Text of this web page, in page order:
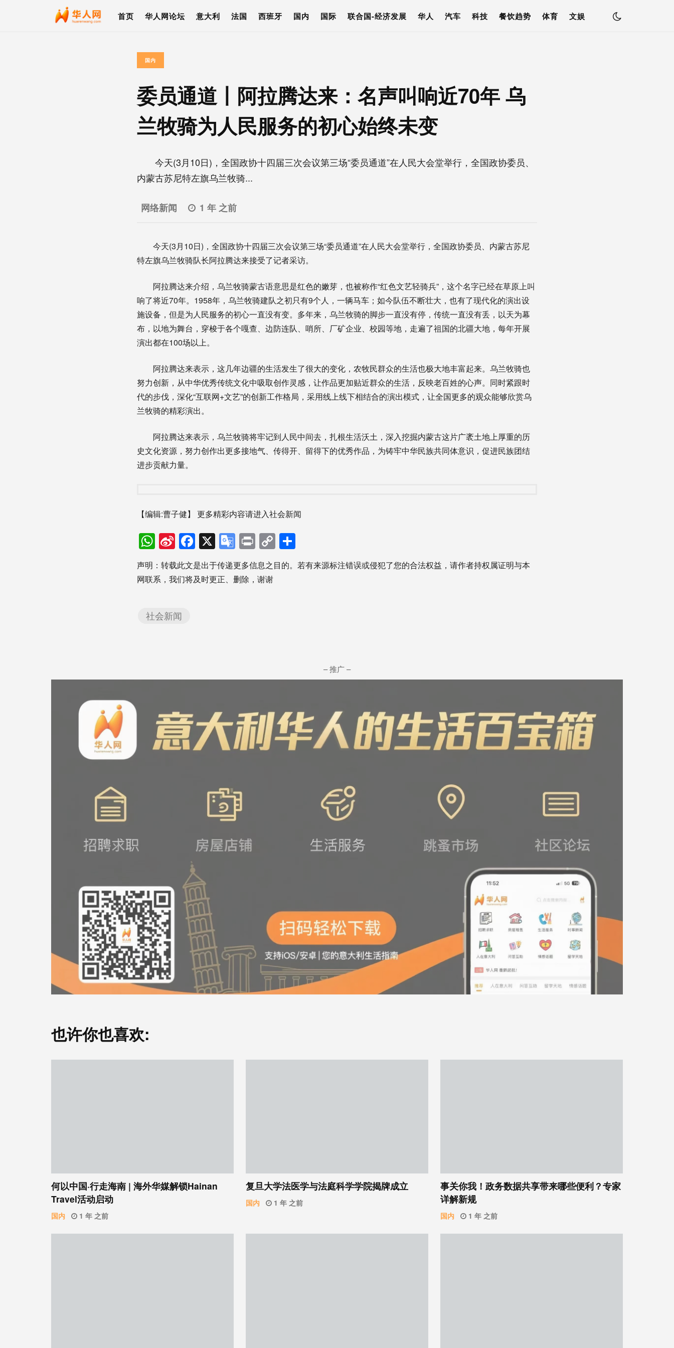
首页 华人网论坛 意大利 法国 西班牙 国内 国际 联合国-经济发展 华人 汽车 科技 餐饮趋势 体育 文娱
国内
委员通道丨阿拉腾达来：名声叫响近70年 乌
兰牧骑为人民服务的初心始终未变
今天(3月10日)，全国政协十四届三次会议第三场“委员通道”在人民大会堂举行，全国政协委员、
内蒙古苏尼特左旗乌兰牧骑...
网络新闻 1 年 之前
今天(3月10日)，全国政协十四届三次会议第三场“委员通道”在人民大会堂举行，全国政协委员、内蒙古苏尼
特左旗乌兰牧骑队长阿拉腾达来接受了记者采访。
阿拉腾达来介绍，乌兰牧骑蒙古语意思是红色的嫩芽，也被称作“红色文艺轻骑兵”，这个名字已经在草原上叫
响了将近70年。1958年，乌兰牧骑建队之初只有9个人，一辆马车；如今队伍不断壮大，也有了现代化的演出设
施设备，但是为人民服务的初心一直没有变。多年来，乌兰牧骑的脚步一直没有停，传统一直没有丢，以天为幕
布，以地为舞台，穿梭于各个嘎查、边防连队、哨所、厂矿企业、校园等地，走遍了祖国的北疆大地，每年开展
演出都在100场以上。
阿拉腾达来表示，这几年边疆的生活发生了很大的变化，农牧民群众的生活也极大地丰富起来。乌兰牧骑也
努力创新，从中华优秀传统文化中吸取创作灵感，让作品更加贴近群众的生活，反映老百姓的心声。同时紧跟时
代的步伐，深化“互联网+文艺”的创新工作格局，采用线上线下相结合的演出模式，让全国更多的观众能够欣赏乌
兰牧骑的精彩演出。
阿拉腾达来表示，乌兰牧骑将牢记到人民中间去，扎根生活沃土，深入挖掘内蒙古这片广袤土地上厚重的历
史文化资源，努力创作出更多接地气、传得开、留得下的优秀作品，为铸牢中华民族共同体意识，促进民族团结
进步贡献力量。
【编辑:曹子健】 更多精彩内容请进入社会新闻
WhatsApp
Sina
Weibo
Facebook
X Google
Translate
PrintCopy
Link享
声明：转载此文是出于传递更多信息之目的。若有来源标注错误或侵犯了您的合法权益，请作者持权属证明与本
网联系，我们将及时更正、删除，谢谢
社会新闻
– 推广 –
也许你也喜欢:
何以中国·行走海南 | 海外华媒解锁Hainan
Travel活动启动
国内 1 年 之前
复旦大学法医学与法庭科学学院揭牌成立
国内 1 年 之前
事关你我！政务数据共享带来哪些便利？专家
详解新规
国内 1 年 之前